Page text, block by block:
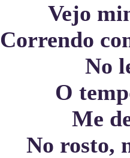
Vejo
Correndo
No
O
Me
No rosto,